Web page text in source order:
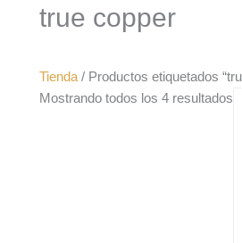
true copper
Tienda / Productos etiquetados
Mostrando todos los 4 resultados